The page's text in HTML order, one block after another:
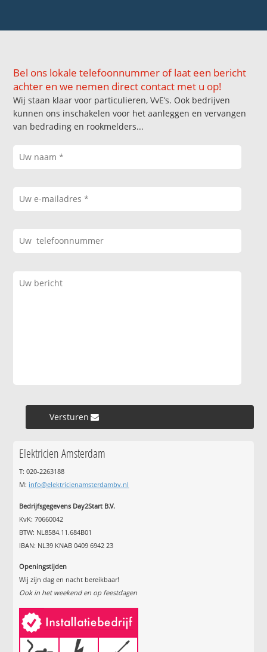
Bel ons lokale telefoonnummer of laat een bericht
achter en we nemen direct contact met u op!
Wij staan klaar voor particulieren, VvE’s. Ook bedrijven
kunnen ons inschakelen voor het aanleggen en vervangen
van bedrading en rookmelders...
Versturen »
Elektricien Amsterdam
T: 020-2263188
M: info@elektricienamsterdambv.nl
Bedrijfsgegevens Day2Start B.V.
KvK: 70660042
BTW: NL8584.11.684B01
IBAN: NL39 KNAB 0409 6942 23
Openingstijden
Wij zijn dag en nacht bereikbaar!
Ook in het weekend en op feestdagen